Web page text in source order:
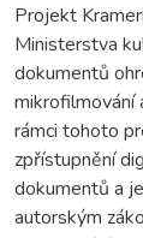
Projekt
Ministerstva
dokumentů
mikrofilmování
rámci tohoto
zpřístupnění
dokumentů a
autorským